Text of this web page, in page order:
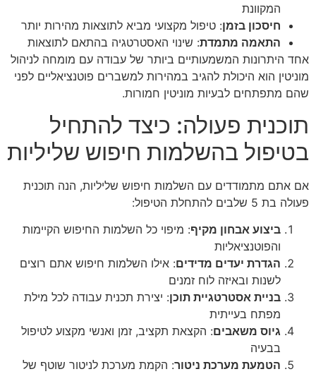
המקוונת
חיסכון בזמן: טיפול מקצועי מביא לתוצאות מהירות יותר
התאמה מתמדת: שינוי האסטרטגיה בהתאם לתוצאות
אחד היתרונות המשמעותיים ביותר של עבודה עם מומחה לניהול
מוניטין הוא היכולת להגיב במהירות למשברים פוטנציאליים לפני
שהם מתפתחים לבעיות מוניטין חמורות.
תוכנית פעולה: כיצד להתחיל
בטיפול בהשלמות חיפוש שליליות
אם אתם מתמודדים עם השלמות חיפוש שליליות, הנה תוכנית
פעולה בת 5 שלבים להתחלת הטיפול:
ביצוע אבחון מקיף: מיפוי כל השלמות החיפוש הקיימות
והפוטנציאליות
הגדרת יעדים מדידים: אילו השלמות חיפוש אתם רוצים
לשנות ובאיזה לוח זמנים
בניית אסטרטגיית תוכן: יצירת תכנית עבודה לכל מילת
מפתח בעייתית
גיוס משאבים: הקצאת תקציב, זמן ואנשי מקצוע לטיפול
בבעיה
הטמעת מערכת ניטור: הקמת מערכת לניטור שוטף של